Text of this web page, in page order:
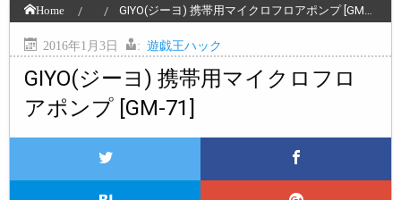
Home GIYO(ジーヨ) 携帯用マイクロフロアポンプ [GM…
2016年1月3日 : 遊戯王ハック
GIYO(ジーヨ) 携帯用マイクロフロ
アポンプ [GM-71]